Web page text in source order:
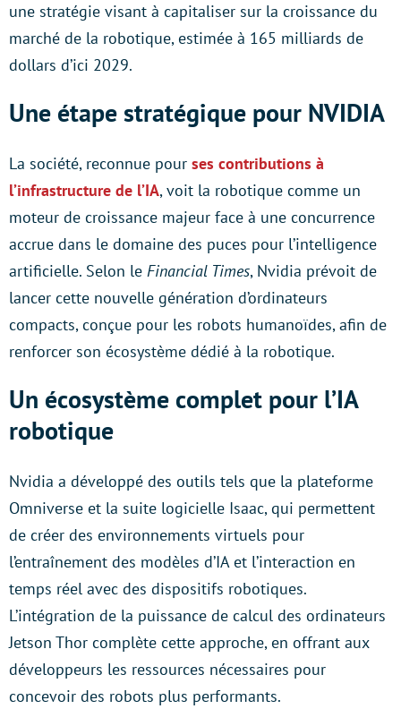
une stratégie visant à capitaliser sur la croissance du
marché de la robotique, estimée à 165 milliards de
dollars d’ici 2029.
Une étape stratégique pour NVIDIA
La société, reconnue pour ses contributions à
l’infrastructure de l’IA, voit la robotique comme un
moteur de croissance majeur face à une concurrence
accrue dans le domaine des puces pour l’intelligence
artificielle. Selon le Financial Times, Nvidia prévoit de
lancer cette nouvelle génération d’ordinateurs
compacts, conçue pour les robots humanoïdes, afin de
renforcer son écosystème dédié à la robotique.
Un écosystème complet pour l’IA
robotique
Nvidia a développé des outils tels que la plateforme
Omniverse et la suite logicielle Isaac, qui permettent
de créer des environnements virtuels pour
l’entraînement des modèles d’IA et l’interaction en
temps réel avec des dispositifs robotiques.
L’intégration de la puissance de calcul des ordinateurs
Jetson Thor complète cette approche, en offrant aux
développeurs les ressources nécessaires pour
concevoir des robots plus performants.